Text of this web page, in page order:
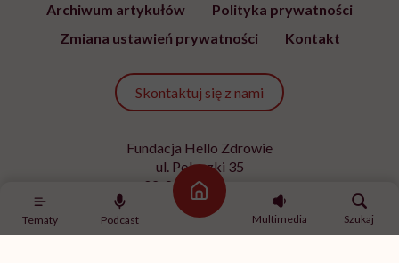
Tematy Podcast
Strona główna
Multimedia
Szukaj
Archiwum artykułów
Polityka prywatności
Zmiana ustawień prywatności
Kontakt
Skontaktuj się z nami
Fundacja Hello Zdrowie
ul. Poleczki 35
02-822 Warszawa
NIP 9512613236
Kontakt z redakcją